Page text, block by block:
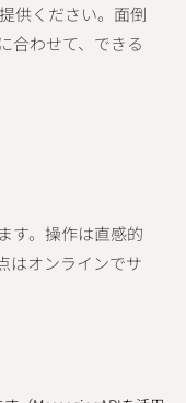
供ください。面倒
合わせて、できる
す。操作は直感的
はオンラインでサ